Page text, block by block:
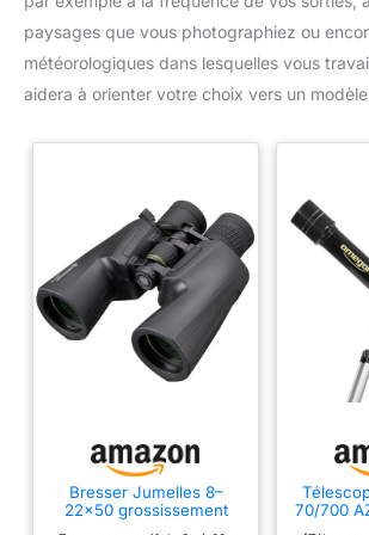
paysages que vous photographiez ou
météorologiques dans lesquelles vous
aidera à orienter votre choix vers un
Bresser Jumelles 8–
22x50 grossissement
70/700